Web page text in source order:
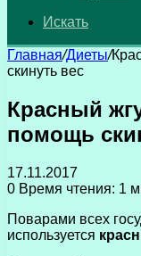
Искать
Главная/Диеты/
скинуть вес
Красный
помощь
17.11.2017
0 Время чтения: 1
Поварами всех
используется